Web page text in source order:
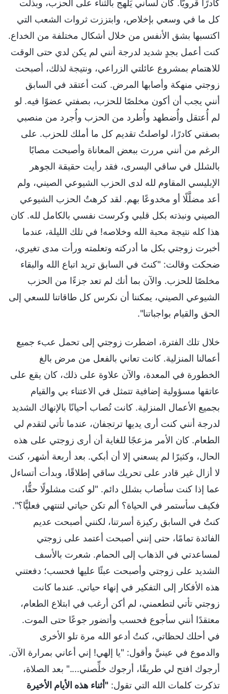
كادرًا قرويًّا. كان لساني يَلْهج بالثناء على الحزب، وبذلت
كل ما في وسعي بإخلاص، وابتززت ثروات الشعب التي
اكتسبها بشق الأنفس من خلال أشكال مختلفة من الخداع.
كنت أعمل بجدٍ شديد لدرجة أنني لم يكن لدي حتى الوقت
للاهتمام بمشروع عائلتي الزراعي، ونتيجة لذلك، أصبحت
زوجتي منهكة وأصابها المرض. كنت أعتقد في السابق
أنني يجب أن أكون مخلصًا للحزب، بصفتي عضوًا فيه. لو
لم أُعتقل وأُضطهد وأُطرد من الحزب وأُجرد من منصبي
بصفتي كادرًا، لواصلتُ تقديم كل ما أملك للحزب. على
الرغم من أنني مررت ببعض المعاناة وأصبحت مصابًا
بالشلل في ساقي اليسرى، فقد رأيت حقيقة الجوهر
الإبليسي المقاوم لله لدى الحزب الشيوعي الصيني، ولم
أعد مضلَّلًا أو مخدوعًا بهم. لقد كرهتُ الحزب الشيوعي
الصيني ونبذته بكل قلبي وكرست نفسي بالكامل لله. كان
هذا كله نتيجة محبة الله وخلاصه! في تلك الليلة، عندما
أخبرت زوجتي بكل ما أدركته وتعلمته ورأت مدى تغيري،
ضحكت وقالت: "كنتَ في السابق تريد اتباع الله والبقاء
مخلصًا للحزب. والآن بما أنك لم تعد جزءًا من الحزب
الشيوعي الصيني، يمكننا أن نكرس كل طاقاتنا للسعي إلى
الحق والقيام بواجباتنا".
خلال تلك الفترة، اضطرت زوجتي إلى تحمل عبء جميع
أعمالنا المنزلية. كانت تعاني بالفعل من مرض بالغ
الخطورة في المعدة، والآن علاوة على ذلك، كان يقع على
عاتقها مسؤولية إضافية تتمثل في الاعتناء بي والقيام
بجميع الأعمال المنزلية. كانت تُصاب أحيانًا بالإنهاك الشديد
لدرجة أنني كنت أرى يديها ترتجفان، عندما تأتي لتقدم لي
الطعام. كان الأمر مزعجًا للغاية أن أرى زوجتي على هذه
الحال، وكثيرًا لم يسعني إلا أن أبكي. بعد أربعة أشهر، كنت
لا أزال غير قادر على تحريك ساقي إطلاقًا، وبدأت أتساءل
عما إذا كنت سأصاب بشلل دائم. "لو كنت مشلولًا حقُّا،
فكيف سأستمر في الحياة؟ ألم تكن حياتي لتنتهي فعليًّا؟".
كنتُ في السابق ركيزة أسرتنا، لكنني أصبحت عديم
الفائدة تمامًا، حتى إنني أصبحت أعتمد على زوجتي
لمساعدتي في الذهاب إلى الحمام. شعرت بالأسف
الشديد على زوجتي وأصبحت عبئًا عليها فحسب؛ دفعتني
هذه الأفكار إلى التفكير في إنهاء حياتي. عندما كانت
زوجتي تأتي لتطعمني، لم أكن أرغب في ابتلاع الطعام،
معتقدًا أنني سأجوع فحسب وأتضور جوعًا حتى الموت.
في أحلك لحظاتي، كنتُ أدعو الله مرة تلو الأخرى
والدموع في عينيَّ وأقول: "يا إلهي! إني أعاني بمرارة الآن.
أرجوك افتح لي طريقًا، أرجوك خلِّصني...." بعد الصلاة،
تذكرت كلمات الله التي تقول: "أثناء هذه الأيام الأخيرة